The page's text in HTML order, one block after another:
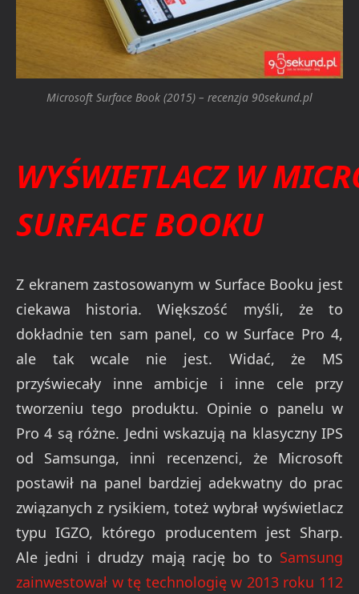
Microsoft Surface Book (2015) – recenzja 90sekund.pl
WYŚWIETLACZ W
SURFACE BOOKU
Z ekranem zastosowanym w Surface Booku jest
ciekawa historia. Większość myśli, że to
dokładnie ten sam panel, co w Surface Pro 4,
ale tak wcale nie jest. Widać, że MS
przyświecały inne ambicje i inne cele przy
tworzeniu tego produktu. Opinie o panelu w
Pro 4 są różne. Jedni wskazują na klasyczny IPS
od Samsunga, inni recenzenci, że Microsoft
postawił na panel bardziej adekwatny do prac
związanych z rysikiem, toteż wybrał wyświetlacz
typu IGZO, którego producentem jest Sharp.
Ale jedni i drudzy mają rację bo to Samsung
zainwestował w tę technologię w 2013 roku 112